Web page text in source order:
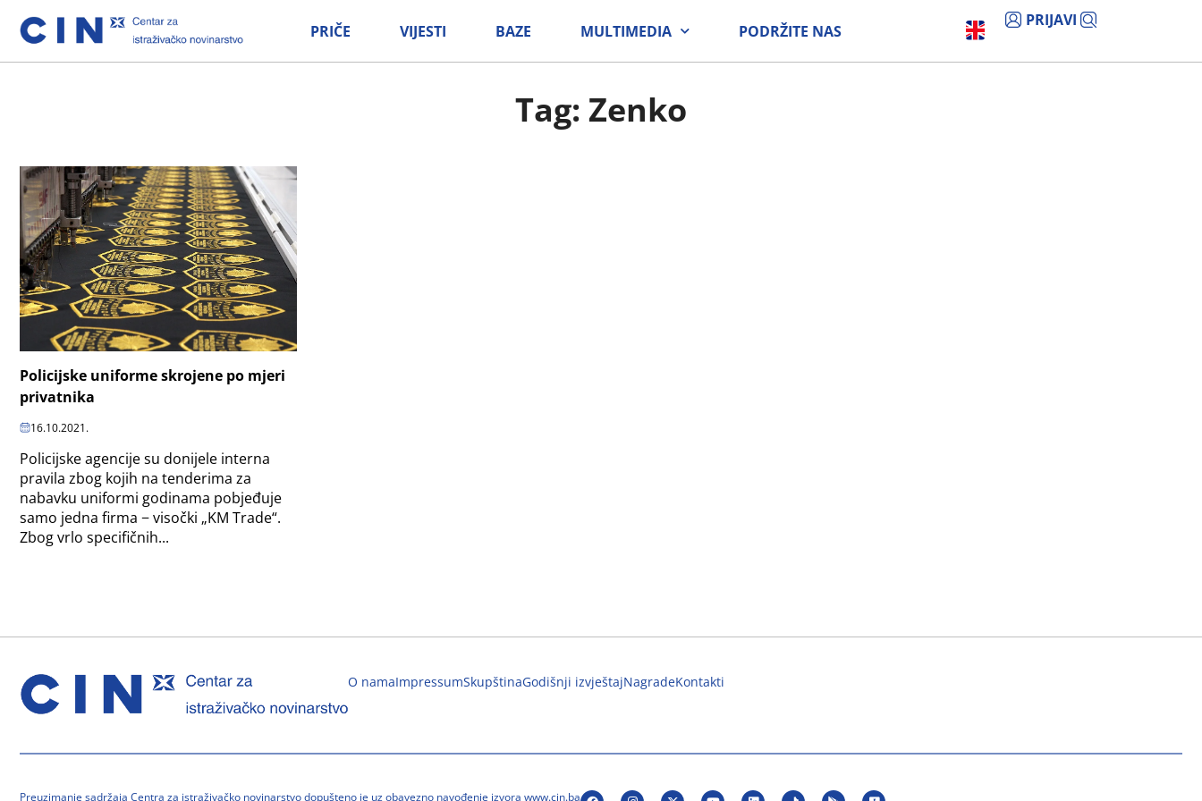
PRIČE VIJESTI BAZE MULTIMEDIA PODRŽITE NAS
PRIJAVI
Tag: Zenko
Policijske uniforme skrojene po mjeri
privatnika
16.10.2021.
Policijske agencije su donijele interna
pravila zbog kojih na tenderima za
nabavku uniformi godinama pobjeđuje
samo jedna firma − visočki „KM Trade“.
Zbog vrlo specifičnih...
O namaImpressumSkupštinaGodišnji izvještajNagradeKontakti
Preuzimanje sadržaja Centra za istraživačko novinarstvo dopušteno je uz obavezno navođenje izvora www.cin.ba